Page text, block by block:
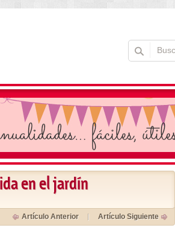
en el jardín
Artículo Anterior Artículo Siguiente